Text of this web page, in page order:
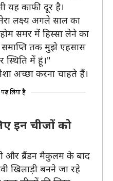
यह काफी दूर है।
लक्ष्य अगले साल का
समर में हिस्सा लेने का
तक मुझे एहसास
स्थिति में हूं।"
अच्छा करना चाहते हैं।
पढ़ लिया है
इन चीजों को
और ब्रैंडन मैकुलम के बाद
खिलाड़ी बनने जा रहे